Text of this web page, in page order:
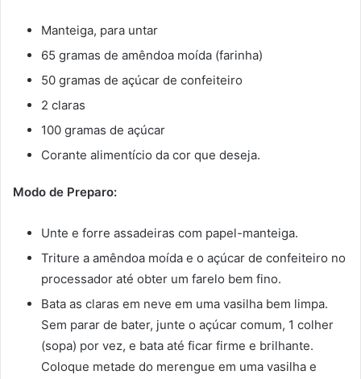
Manteiga, para untar
65 gramas de amêndoa moída (farinha)
50 gramas de açúcar de confeiteiro
2 claras
100 gramas de açúcar
Corante alimentício da cor que deseja.
Modo de Preparo:
Unte e forre assadeiras com papel-manteiga.
Triture a amêndoa moída e o açúcar de confeiteiro no
processador até obter um farelo bem fino.
Bata as claras em neve em uma vasilha bem limpa.
Sem parar de bater, junte o açúcar comum, 1 colher
(sopa) por vez, e bata até ficar firme e brilhante.
Coloque metade do merengue em uma vasilha e